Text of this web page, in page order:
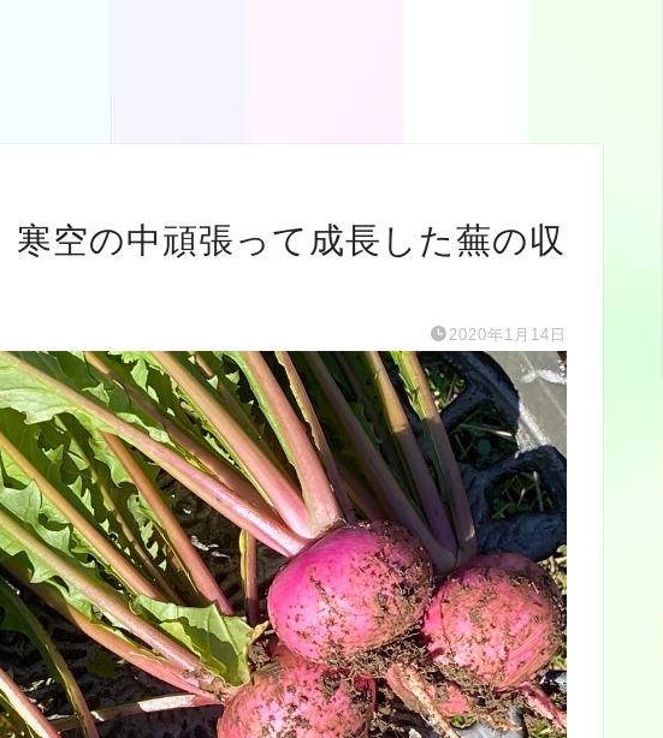
空の中頑張って成長した蕪の収
2020年1月14日